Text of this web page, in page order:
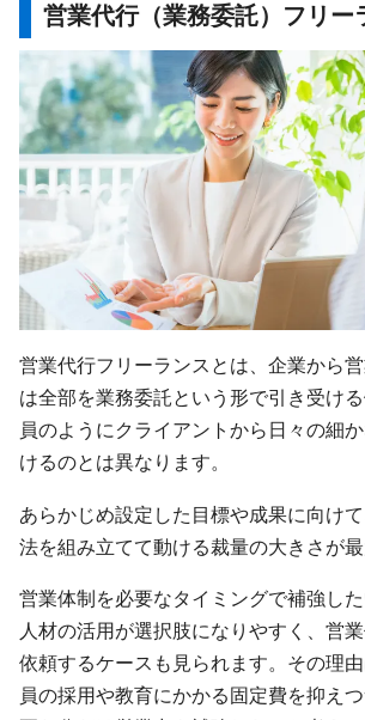
営業代行（業務委託）フリー
営業代行フリーランスとは、企業から
は全部を業務委託という形で引き受け
員のようにクライアントから日々の細
けるのとは異なります。
あらかじめ設定した目標や成果に向け
法を組み立てて動ける裁量の大きさが最
営業体制を必要なタイミングで補強し
人材の活用が選択肢になりやすく、営
依頼するケースも見られます。その理
員の採用や教育にかかる固定費を抑え